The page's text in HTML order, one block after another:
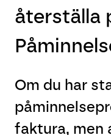
återställa
Om du har
faktura, men